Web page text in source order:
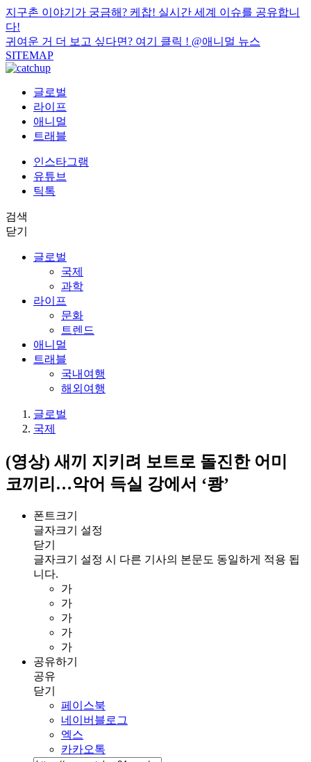
지구촌 이야기가 궁금해? 케찹! 실시간 세계 이슈를 공유합니
다!
귀여운 거 더 보고 싶다면? 여기 클릭 ! @애니멀 뉴스
SITEMAP
글로벌
라이프
애니멀
트래블
인스타그램
유튜브
틱톡
검색
닫기
글로벌
국제
과학
라이프
문화
트렌드
애니멀
트래블
국내여행
해외여행
글로벌
국제
(영상) 새끼 지키려 보트로 돌진한 어미
코끼리…악어 득실 강에서 ‘쾅’
폰트크기
글자크기 설정
닫기
글자크기 설정 시 다른 기사의 본문도 동일하게 적용 됩
니다.
가
가
가
가
가
공유하기
공유
닫기
페이스북
네이버블로그
엑스
카카오톡